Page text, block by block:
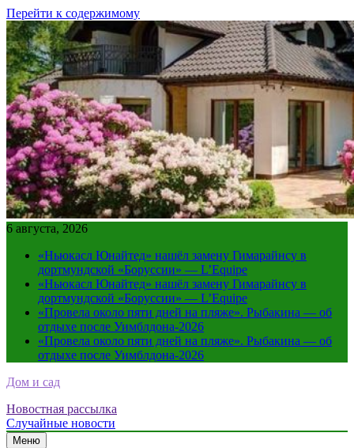
Перейти к содержимому
6 августа, 2026
«Ньюкасл Юнайтед» нашёл замену Гимарайнсу в
дортмундской «Боруссии» — L’Equipe
«Ньюкасл Юнайтед» нашёл замену Гимарайнсу в
дортмундской «Боруссии» — L’Equipe
«Провела около пяти дней на пляже». Рыбакина — об
отдыхе после Уимблдона-2026
«Провела около пяти дней на пляже». Рыбакина — об
отдыхе после Уимблдона-2026
Дом и сад
Новостная рассылка
Случайные новости
Меню